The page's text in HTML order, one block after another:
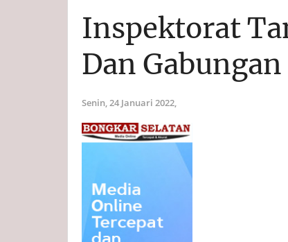
Inspektorat
Dan
Senin, 24 Januari 2022,